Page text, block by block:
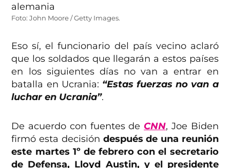
Foto: John Moore / Getty Images.
Eso sí, el funcionario del país vecino aclaró
que los soldados que llegarán a estos países
en los siguientes días no van a entrar en
batalla en Ucrania: “Estas fuerzas no van a
luchar en Ucrania”.
De acuerdo con fuentes de CNN, Joe Biden
firmó esta decisión después de una reunión
este martes 1º de febrero con el secretario
de Defensa, Lloyd Austin, y el presidente